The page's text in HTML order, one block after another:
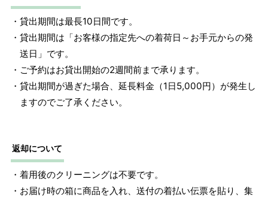
1 寸法は鯨尺（くじらじゃく）寸法です。もともと鯨のひげ
で作られた道具で測っていたので鯨尺と言います。
単位：１尺＝約38cm １寸＝約3.8cm １分＝約0.38cm
2 鯨尺寸法となりますので上表の cm はおおよその長さとな
ります。
・貸出期間は最長10日間です。
・貸出期間は「お客様の指定先への着荷日～お手元からの発
送日」です。
・ご予約はお貸出開始の2週間前まで承ります。
・貸出期間が過ぎた場合、延長料金（1日5,000円）が発生し
ますのでご了承ください。
返却について
・着用後のクリーニングは不要です。
・お届け時の箱に商品を入れ、送付の着払い伝票を貼り、集